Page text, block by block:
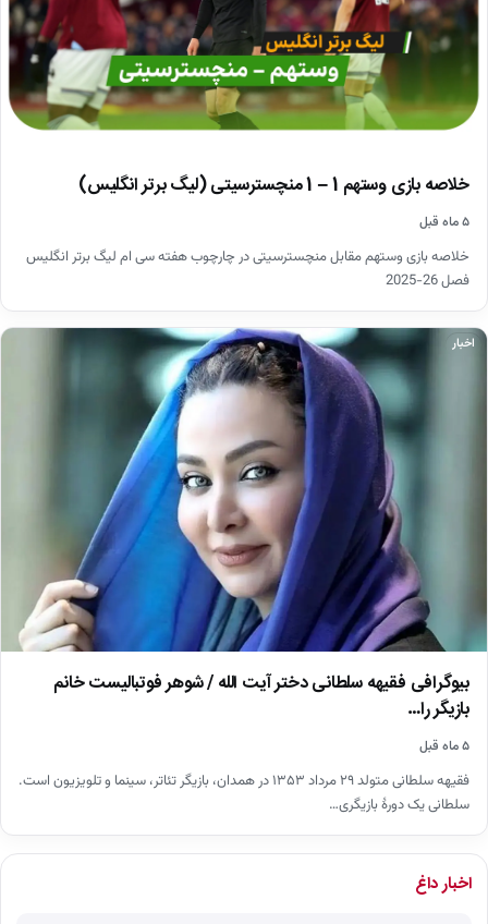
خلاصه بازی وستهم 1 – 1 منچسترسیتی (لیگ برتر انگلیس)
۵ ماه قبل
خلاصه بازی وستهم مقابل منچسترسیتی در چارچوب هفته سی ام لیگ برتر انگلیس
فصل 26-2025
اخبار
بیوگرافی فقیهه سلطانی دختر آیت الله / شوهر فوتبالیست خانم
بازیگر را…
۵ ماه قبل
فقیهه سلطانی متولد ۲۹ مرداد ۱۳۵۳ در همدان، بازیگر تئاتر، سینما و تلویزیون است.
سلطانی یک دورهٔ بازیگری…
اخبار داغ